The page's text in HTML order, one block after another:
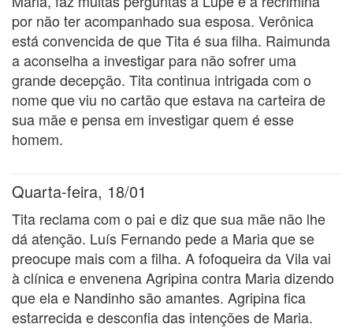
por não ter acompanhado sua esposa. Verônica
está convencida de que Tita é sua filha. Raimunda
a aconselha a investigar para não sofrer uma
grande decepção. Tita continua intrigada com o
nome que viu no cartão que estava na carteira de
sua mãe e pensa em investigar quem é esse
homem.
Quarta-feira, 18/01
Tita reclama com o pai e diz que sua mãe não lhe
dá atenção. Luís Fernando pede a Maria que se
preocupe mais com a filha. A fofoqueira da Vila vai
à clínica e envenena Agripina contra Maria dizendo
que ela e Nandinho são amantes. Agripina fica
estarrecida e desconfia das intenções de Maria.